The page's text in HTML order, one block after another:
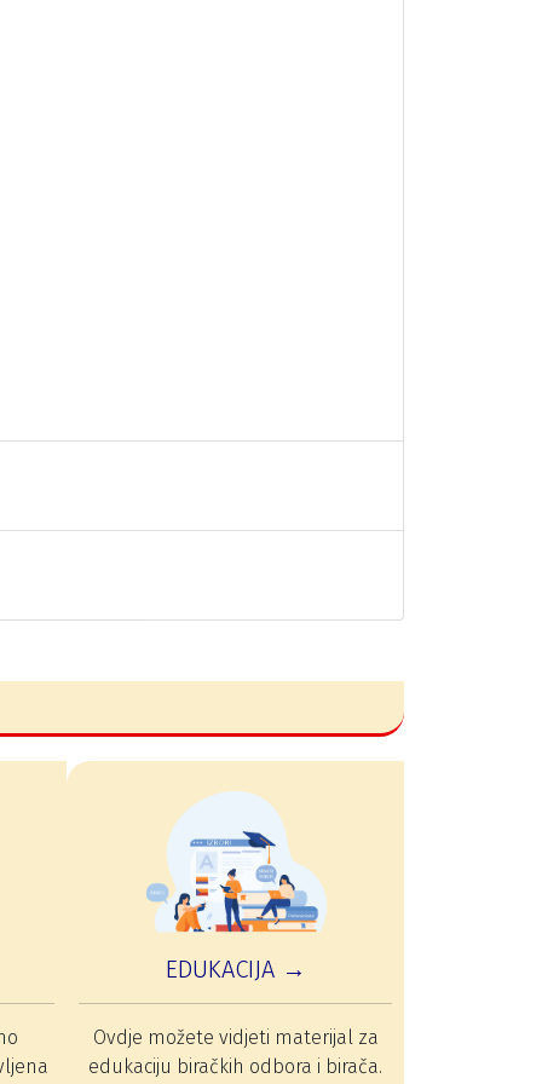
EDUKACIJA →
Ovdje možete vidjeti materijal za
edukaciju biračkih odbora i birača.